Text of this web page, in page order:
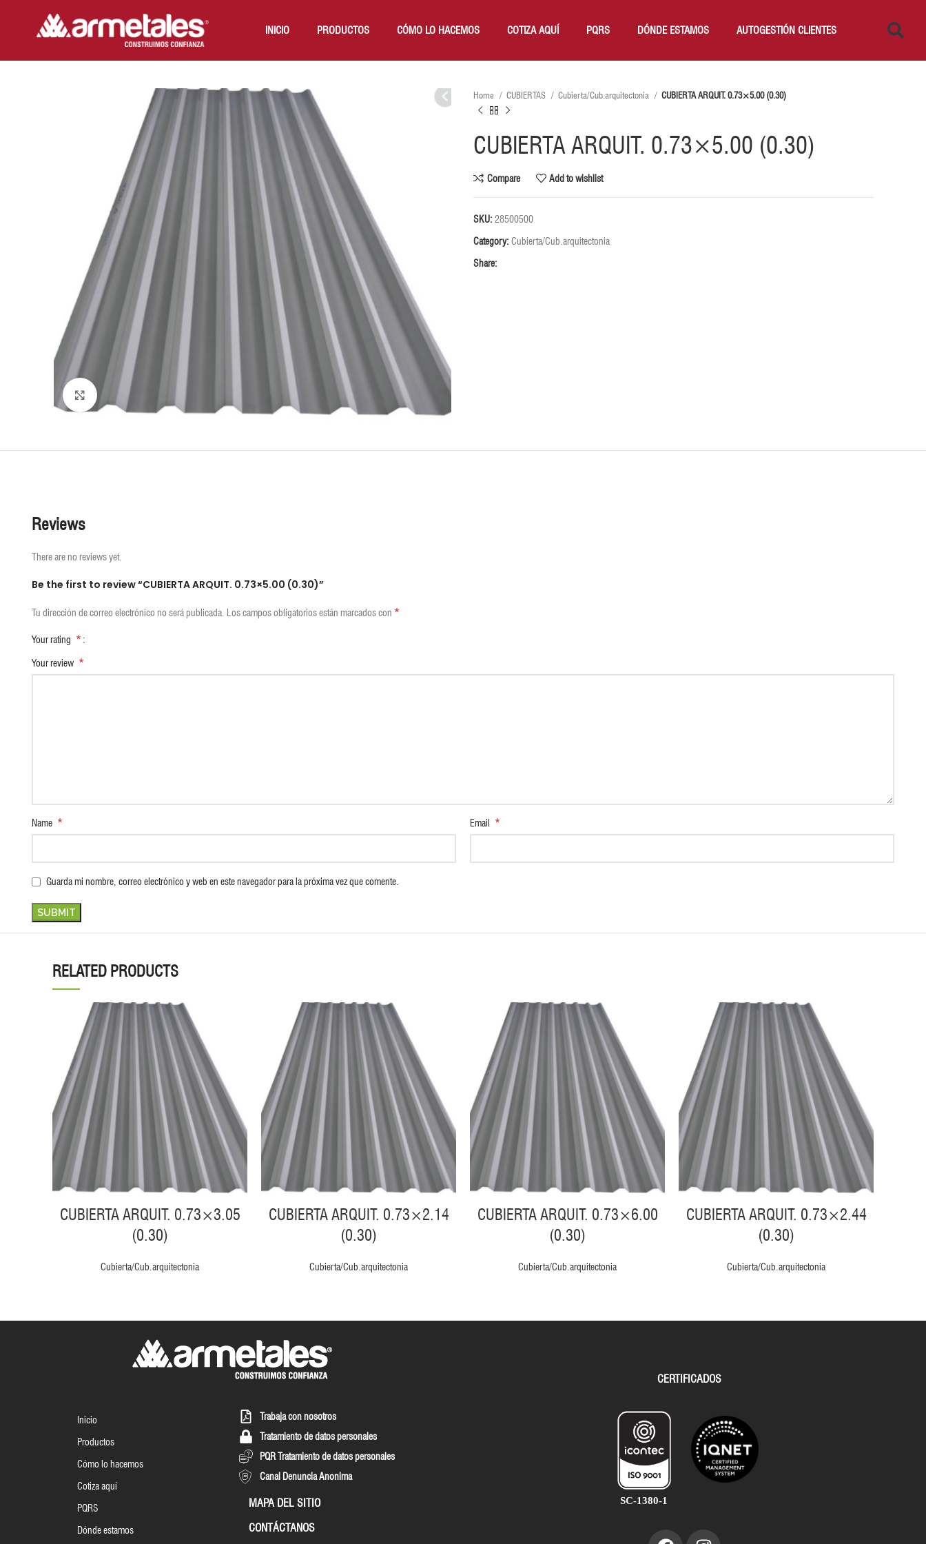
INICIO PRODUCTOS CÓMO LO HACEMOS COTIZA AQUÍ PQRS DÓNDE ESTAMOS AUTOGESTIÓN CLIENTES
Click to enlarge
Home CUBIERTAS Cubierta/Cub.arquitectonia CUBIERTA ARQUIT. 0.73×5.00 (0.30)
CUBIERTA ARQUIT. 0.73×5.00 (0.30)
Compare Add to wishlist
SKU: 28500500
Category: Cubierta/Cub.arquitectonia
Share:
Reviews
There are no reviews yet.
Be the first to review “CUBIERTA ARQUIT. 0.73×5.00 (0.30)”
Tu dirección de correo electrónico no será publicada. Los campos obligatorios están marcados con *
Your rating *
Your review *
Name * Email *
Guarda mi nombre, correo electrónico y web en este navegador para la próxima vez que comente.
RELATED PRODUCTS
CUBIERTA ARQUIT. 0.73×3.05
(0.30)
Cubierta/Cub.arquitectonia
CUBIERTA ARQUIT. 0.73×2.14
(0.30)
Cubierta/Cub.arquitectonia
CUBIERTA ARQUIT. 0.73×6.00
(0.30)
Cubierta/Cub.arquitectonia
CUBIERTA ARQUIT. 0.73×2.44
(0.30)
Cubierta/Cub.arquitectonia
Inicio
Productos
Cómo lo hacemos
Cotiza aquí
PQRS
Dónde estamos
Trabaja con nosotros
Tratamiento de datos personales
PQR Tratamiento de datos personales
Canal Denuncia Anonima
MAPA DEL SITIO
CONTÁCTANOS
CERTIFICADOS
SC-1380-1